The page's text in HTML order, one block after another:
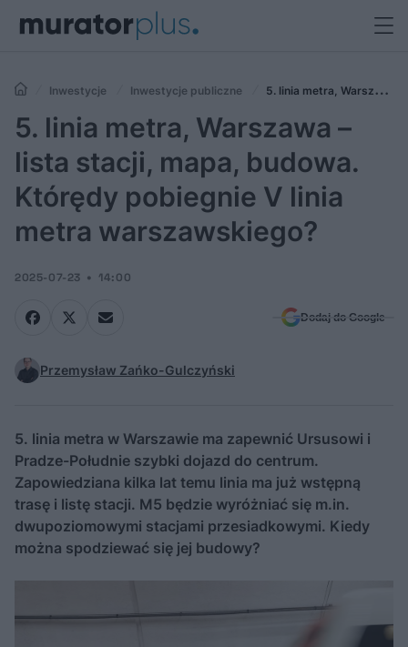
Inwestycje Inwestycje publiczne
5. linia metra, Warszawa –
lista stacji, mapa, budowa. Którędy pobiegnie V linia metra
warszawskiego?
5. linia metra, Warszawa –
lista stacji, mapa, budowa.
Którędy pobiegnie V linia
metra warszawskiego?
2025-07-23 14:00
Dodaj do Google
Przemysław Zańko-Gulczyński
5. linia metra w Warszawie ma zapewnić Ursusowi i
Pradze-Południe szybki dojazd do centrum.
Zapowiedziana kilka lat temu linia ma już wstępną
trasę i listę stacji. M5 będzie wyróżniać się m.in.
dwupoziomowymi stacjami przesiadkowymi. Kiedy
można spodziewać się jej budowy?